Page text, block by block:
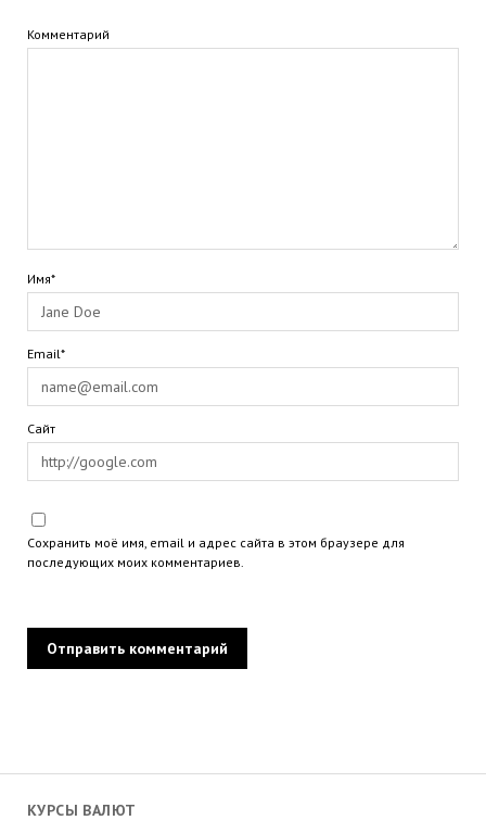
КУРСЫ ВАЛЮТ
Комментарий
Имя*
Email*
Сайт
Сохранить моё имя, email и адрес сайта в этом браузере для
последующих моих комментариев.